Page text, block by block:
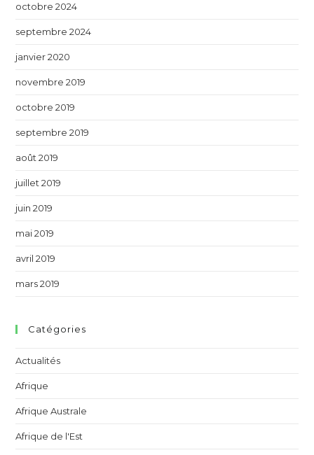
octobre 2024
septembre 2024
janvier 2020
novembre 2019
octobre 2019
septembre 2019
août 2019
juillet 2019
juin 2019
mai 2019
avril 2019
mars 2019
Catégories
Actualités
Afrique
Afrique Australe
Afrique de l'Est